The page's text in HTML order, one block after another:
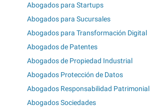
Abogados para Startups
Abogados para Sucursales
Abogados para Transformación Digital
Abogados de Patentes
Abogados de Propiedad Industrial
Abogados Protección de Datos
Abogados Responsabilidad Patrimonial
Abogados Sociedades